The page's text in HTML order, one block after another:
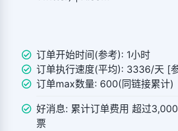
订单开始时间(参考): 1小时
订单执行速度(平均): 3336/天 [
订单max数量: 600(同链接累计)
好消息: 累计订单费用 超过
票